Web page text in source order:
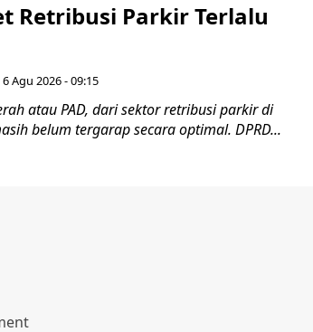
Retribusi Parkir Terlalu
Agu 2026 - 09:15
atau PAD, dari sektor retribusi parkir di
belum tergarap secara optimal. DPRD...